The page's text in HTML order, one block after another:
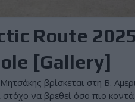
Route
[Gallery]
βρίσκεται στη Β.
να βρεθεί όσο πιο